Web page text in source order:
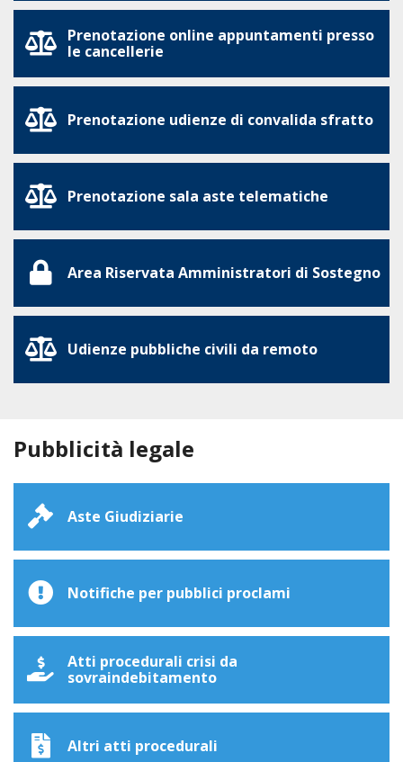
Prenotazione online appuntamenti presso
le cancellerie
Prenotazione udienze di convalida sfratto
Prenotazione sala aste telematiche
Area Riservata Amministratori di Sostegno
Udienze pubbliche civili da remoto
Pubblicità legale
Aste Giudiziarie
Notifiche per pubblici proclami
Atti procedurali crisi da
sovraindebitamento
Altri atti procedurali